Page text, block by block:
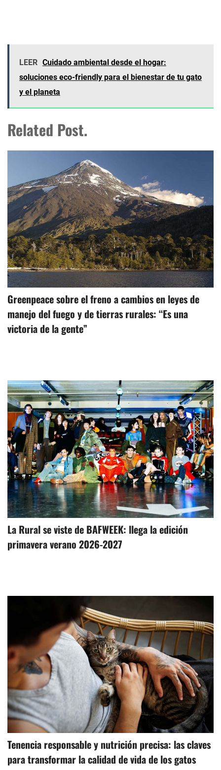
LEER Cuidado ambiental desde el hogar:
soluciones eco-friendly para el bienestar de tu gato
y el planeta
Related Post.
Greenpeace sobre el freno a cambios en leyes de
manejo del fuego y de tierras rurales: “Es una
victoria de la gente”
La Rural se viste de BAFWEEK: llega la edición
primavera verano 2026-2027
Tenencia responsable y nutrición precisa: las claves
para transformar la calidad de vida de los gatos